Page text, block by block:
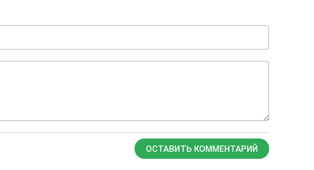
ОСТАВИТЬ КОММЕНТАРИЙ